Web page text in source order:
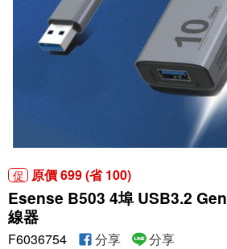
促 原價 699 (省 100)
Esense B503 4埠 USB3.2
線器
F6036754 分享 分享